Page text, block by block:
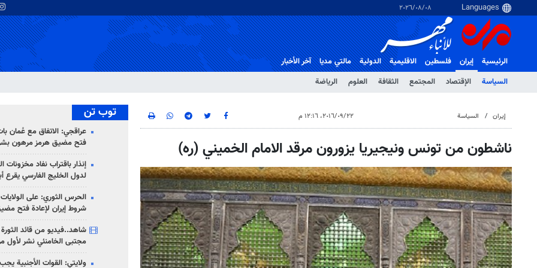
٠٨‏/٠٨‏/٢٠٢٦
الرئيسية
إيران
السياسة
الإقتصاد المجتمع الثقافة العلوم الرياضة
فلسطین الاقلیمیة الدولية مالتي مدیا آخر الأخبار
إيران السياسة ٢٢‏/٠٩‏/٢٠١٦، ١٢:١٦ م
ناشطون من تونس ونيجيريا يزورون مرقد الامام الخميني (ره)
توب تن
عراقجي: الاتفاق مع عُمان
فتح مضيق هرمز مرهون
إنذار باقتراب نفاد مخزونات
لدول الخليج الفارسي يقرع
الحرس الثوري: على
شروط إيران لإعادة فتح
شاهد..فيديو من قائد الثورة
مجتبى الخامنئي نشر لأول
ولايتي: القوات الأجنبية